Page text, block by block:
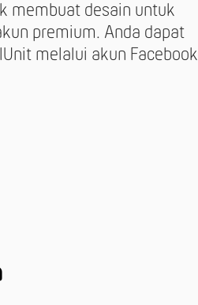
membuat desain untuk
premium. Anda dapat
melalui akun Facebook